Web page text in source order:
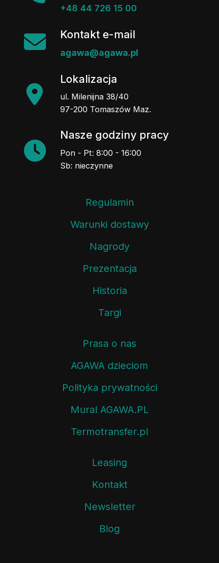
+48 44 726 15 00
Kontakt e-mail
agawa@agawa.pl
Lokalizacja
ul. Milenijna 38/40
97-200 Tomaszów Maz.
Nasze godziny pracy
Pon - Pt: 8:00 - 16:00
Sb: nieczynne
Regulamin
Warunki dostawy
Nagrody
Prezentacja
Historia
Targi
Prasa o nas
AGAWA dzieciom
Polityka prywatności
Mural AGAWA.PL
Termotransfer.pl
Leasing
Kontakt
Newsletter
Blog